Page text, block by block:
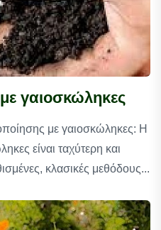
γαιοσκώληκες
με γαιοσκώληκες: Η
είναι ταχύτερη και
κλασικές μεθόδους...